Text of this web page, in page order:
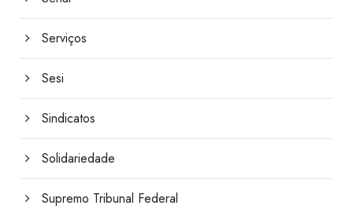
Serviços
Sesi
Sindicatos
Solidariedade
Supremo Tribunal Federal